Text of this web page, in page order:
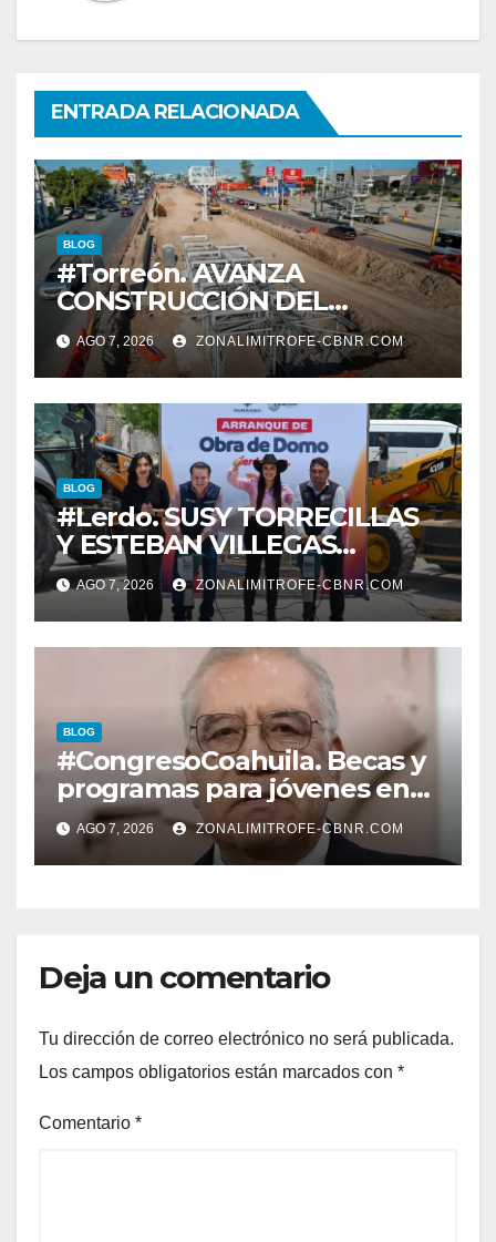
ENTRADA RELACIONADA
BLOG
#Torreón. AVANZA
CONSTRUCCIÓN DEL
SISTEMA VIAL ORIENTE,
SOBRE BULEVAR
REVOLUCIÓN
AGO 7, 2026 ZONALIMITROFE-CBNR.COM
BLOG
#Lerdo. SUSY TORRECILLAS
Y ESTEBAN VILLEGAS
ENTREGAN TÍTULOS DE
PROPIEDAD A FAMILIAS
LERDENSES Y DAN
ARRANQUE A LA
CONSTRUCCIÓN DE DOMO
EN CARLOS REAL*
AGO 7, 2026 ZONALIMITROFE-CBNR.COM
BLOG
#CongresoCoahuila. Becas y
programas para jóvenes en
áreas agropecuarias, plantea
Raúl Onofre
AGO 7, 2026 ZONALIMITROFE-CBNR.COM
Deja un comentario
Tu dirección de correo electrónico no será publicada.
Los campos obligatorios están marcados con *
Comentario *